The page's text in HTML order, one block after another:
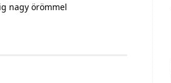
nagy örömmel